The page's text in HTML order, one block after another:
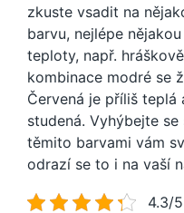
zkuste vsadit na
barvu, nejlépe
teploty, např.
kombinace modré se
Červená je příliš
studená. Vyhýbejte
těmito barvami vám
odrazí se to i na vaší
4.3/